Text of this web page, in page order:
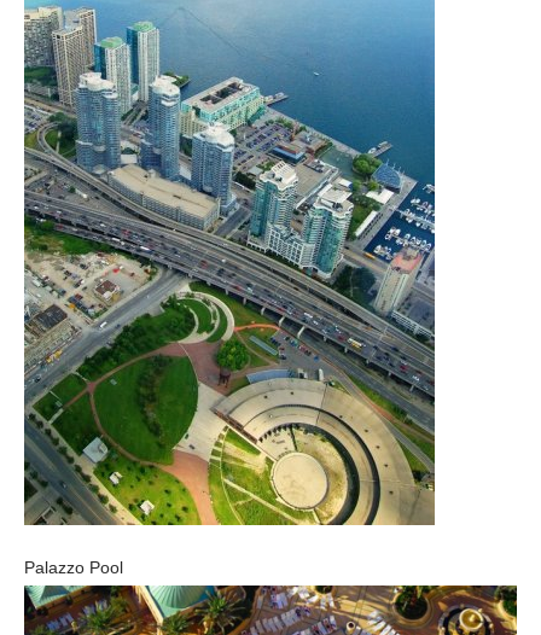
Palazzo Pool